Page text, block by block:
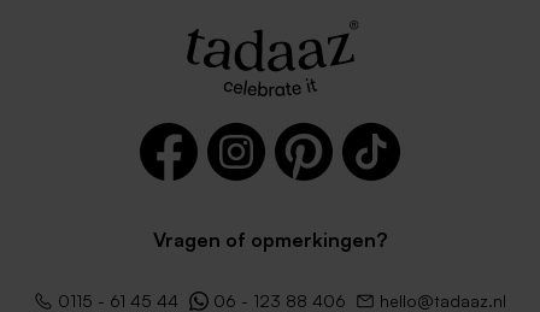
Vragen of opmerkingen?
0115 - 61 45 44 06 - 123 88 406 hello@tadaaz.nl